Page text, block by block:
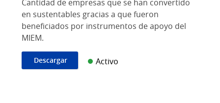
Cantidad de empresas que se han convertido
en sustentables gracias a que fueron
beneficiados por instrumentos de apoyo del
MIEM.
Descargar Activo